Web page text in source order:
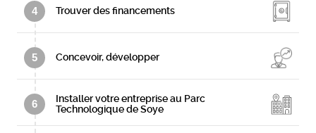
4 Trouver des financements
5 Concevoir, développer
6
Installer votre entreprise au Parc
Technologique de Soye